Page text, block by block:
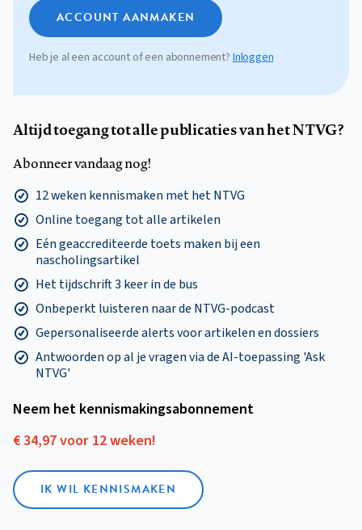
ACCOUNT AANMAKEN
Heb je al een account of een abonnement? Inloggen
Altijd toegang tot alle publicaties van het NTVG?
Abonneer vandaag nog!
12 weken kennismaken met het NTVG
Online toegang tot alle artikelen
Eén geaccrediteerde toets maken bij een
nascholingsartikel
Het tijdschrift 3 keer in de bus
Onbeperkt luisteren naar de NTVG-podcast
Gepersonaliseerde alerts voor artikelen en dossiers
Antwoorden op al je vragen via de AI-toepassing 'Ask
NTVG'
Neem het kennismakings­abonnement
€ 34,97 voor 12 weken!
IK WIL KENNISMAKEN